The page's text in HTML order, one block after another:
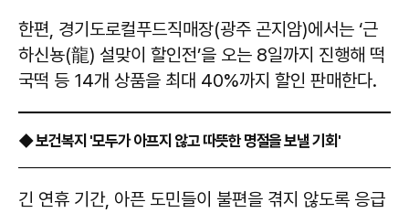
한편, 경기도로컬푸드직매장(광주 곤지암)에서는 ‘근
하신뇽(龍) 설맞이 할인전’을 오는 8일까지 진행해 떡
국떡 등 14개 상품을 최대 40%까지 할인 판매한다.
◆ 보건복지 '모두가 아프지 않고 따뜻한 명절을 보낼 기회'
긴 연휴 기간, 아픈 도민들이 불편을 겪지 않도록 응급